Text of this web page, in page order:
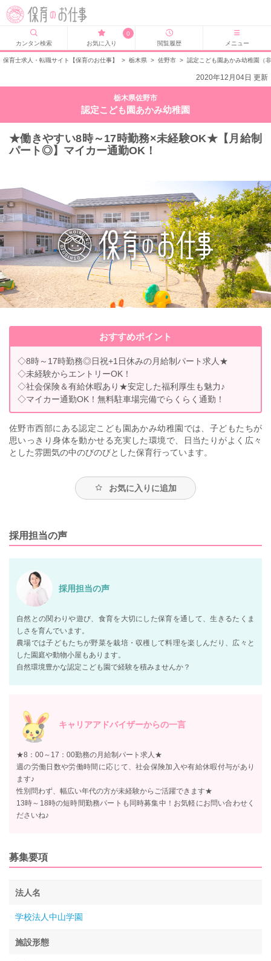
カンタン検索
0
お気に入り
閲覧履歴 メニュー
保育士求人・転職サイト【保育のお仕事】 > 栃木県 > 佐野市 > 認定こども園あかみ幼稚園（
2020年12月04日 更新
栃木県佐野市
認定こども園あかみ幼稚園
★働きやすい8時～17時勤務×未経験OK★【月給制
パート◎】マイカー通勤OK！
おすすめポイント
◇8時～17時勤務◎日祝+1日休みの月給制パート求人★
◇未経験からエントリーOK！
◇社会保険＆有給休暇あり★安定した福利厚生も魅力♪
◇マイカー通勤OK！無料駐車場完備でらくらく通勤！
佐野市西部にある認定こども園あかみ幼稚園では、子どもたちが
思いっきり身体を動かせる充実した環境で、日当たりがよく広々
とした雰囲気の中のびのびとした保育行っています。
お気に入りに追加
採用担当の声
採用担当の声
自然との関わりや遊び、食育を大切にした保育を通して、生きるたくま
しさを育んでいます。
農場では子どもたちが野菜を栽培・収穫して料理を楽しんだり、広々と
した園庭や動物小屋もあります。
自然環境豊かな認定こども園で経験を積みませんか？
キャリアアドバイザーからの一言
★8：00～17：00勤務の月給制パート求人★
週の労働日数や労働時間に応じて、社会保険加入や有給休暇付与があり
ます♪
性別問わず、幅広い年代の方が未経験からご活躍できます★
13時～18時の短時間勤務パートも同時募集中！お気軽にお問い合わせく
ださいね♪
募集要項
法人名
学校法人中山学園
施設形態